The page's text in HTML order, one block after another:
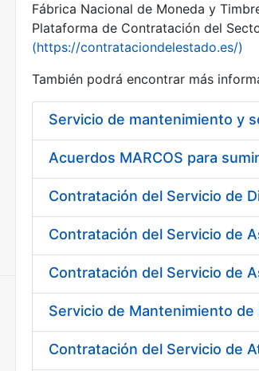
Erakutsi/Ezkutatu
Erakutsi/Ezkutatu
Erakutsi/Ezkutatu
Erakutsi/Ezkutatu
Fábrica Nacional de Moneda y
Plataforma de Contratación del
(https://contrataciondelestado.es/)
También podrá encontrar más
Servicio de mantenimiento y
Acuerdos MARCOS para
Contratación del Servicio de
Contratación del Servicio de
Servicio de Mantenimiento